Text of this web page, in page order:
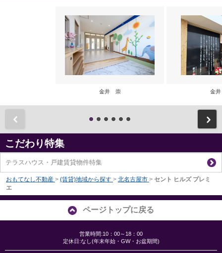
金井 崇 金
こだわり特集
テラスハウス・戸建賃貸物件特集
おもてなし不動産 > (賃貸)地域から探す > 北名古屋市 > セント ヒルズ プレミ
エ
ページトップに戻る
営業時間:10：00～18：00
定休日:なし(年末年始・GW・お盆期間)